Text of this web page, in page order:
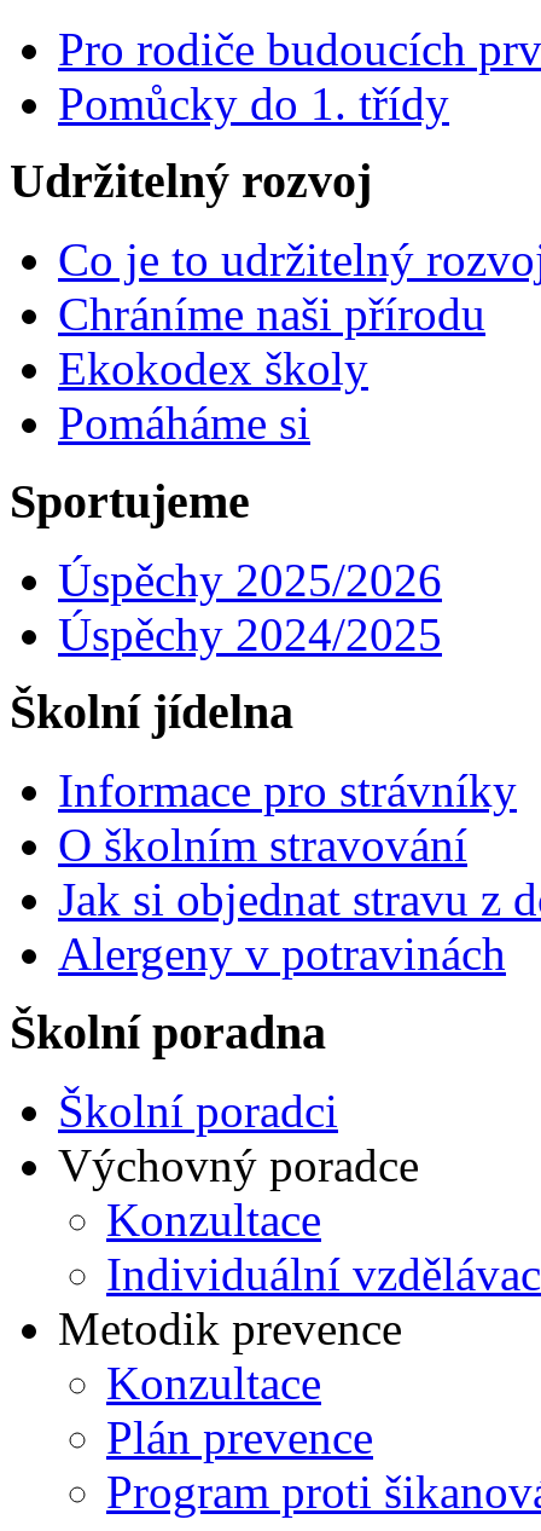
Pro rodiče budoucích
Pomůcky do 1. třídy
Udržitelný rozvoj
Co je to udržitelný
Chráníme naši přírodu
Ekokodex školy
Pomáháme si
Sportujeme
Úspěchy 2025/2026
Úspěchy 2024/2025
Školní jídelna
Informace pro strávníky
O školním stravování
Jak si objednat stravu z
Alergeny v potravinách
Školní poradna
Školní poradci
Výchovný poradce
Konzultace
Individuální
Metodik prevence
Konzultace
Plán prevence
Program proti